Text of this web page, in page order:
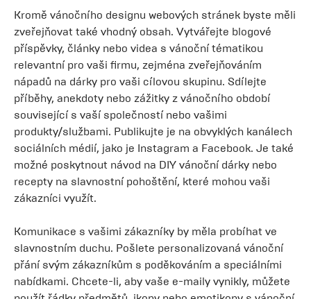
Kromě vánočního designu webových stránek byste měli
zveřejňovat také vhodný obsah. Vytvářejte blogové
příspěvky, články nebo videa s vánoční tématikou
relevantní pro vaši firmu, zejména zveřejňováním
nápadů na dárky pro vaši cílovou skupinu. Sdílejte
příběhy, anekdoty nebo zážitky z vánočního období
související s vaší společností nebo vašimi
produkty/službami. Publikujte je na obvyklých kanálech
sociálních médií, jako je Instagram a Facebook. Je také
možné poskytnout návod na DIY vánoční dárky nebo
recepty na slavnostní pohoštění, které mohou vaši
zákazníci využít.
Komunikace s vašimi zákazníky by měla probíhat ve
slavnostním duchu. Pošlete personalizovaná vánoční
přání svým zákazníkům s poděkováním a speciálními
nabídkami. Chcete-li, aby vaše e-maily vynikly, můžete